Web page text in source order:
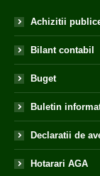
Achizitii
Bilant contabil
Buget
Buletin
Declaratii de
Hotarari AGA